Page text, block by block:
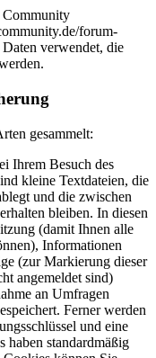
forum-
verwendet, die
gesammelt:
Ihrem Besuch des
kleine Textdateien, die
und die zwischen
bleiben. In diesen
(damit Ihnen alle
Informationen
(zur Markierung dieser
angemeldet sind)
an Umfragen
Ferner werden
und eine
haben standardmäßig